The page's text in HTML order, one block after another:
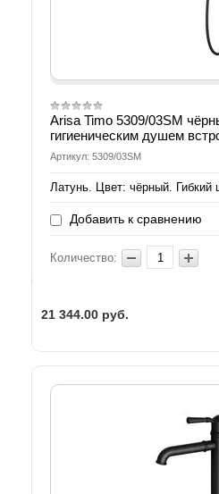
Arisa Timo 5309/03SM
гигиеническим душем
Артикул: 5309/03SM
Латунь. Цвет: чёрный. Гибкий
Добавить к сравнению
Количество:
21 344.00 руб.